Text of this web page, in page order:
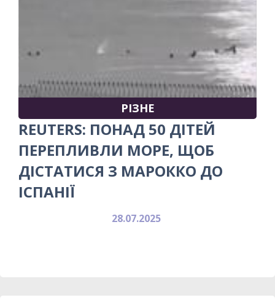
РІЗНЕ
REUTERS: ПОНАД 50 ДІТЕЙ
ПЕРЕПЛИВЛИ МОРЕ, ЩОБ
ДІСТАТИСЯ З МАРОККО ДО
ІСПАНІЇ
28.07.2025